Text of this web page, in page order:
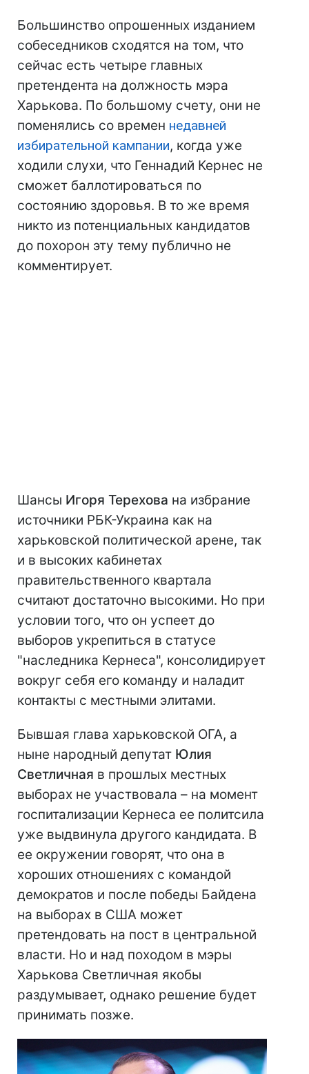
Большинство опрошенных изданием
собеседников сходятся на том, что
сейчас есть четыре главных
претендента на должность мэра
Харькова. По большому счету, они не
поменялись со времен недавней
избирательной кампании, когда уже
ходили слухи, что Геннадий Кернес не
сможет баллотироваться по
состоянию здоровья. В то же время
никто из потенциальных кандидатов
до похорон эту тему публично не
комментирует.
Шансы Игоря Терехова на избрание
источники РБК-Украина как на
харьковской политической арене, так
и в высоких кабинетах
правительственного квартала
считают достаточно высокими. Но при
условии того, что он успеет до
выборов укрепиться в статусе
"наследника Кернеса", консолидирует
вокруг себя его команду и наладит
контакты с местными элитами.
Бывшая глава харьковской ОГА, а
ныне народный депутат Юлия
Светличная в прошлых местных
выборах не участвовала – на момент
госпитализации Кернеса ее политсила
уже выдвинула другого кандидата. В
ее окружении говорят, что она в
хороших отношениях с командой
демократов и после победы Байдена
на выборах в США может
претендовать на пост в центральной
власти. Но и над походом в мэры
Харькова Светличная якобы
раздумывает, однако решение будет
принимать позже.